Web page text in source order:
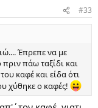
#33
Έπρεπε να με
πάω ταξίδι και
καφέ και είδα ότι
χύθηκε ο καφές!